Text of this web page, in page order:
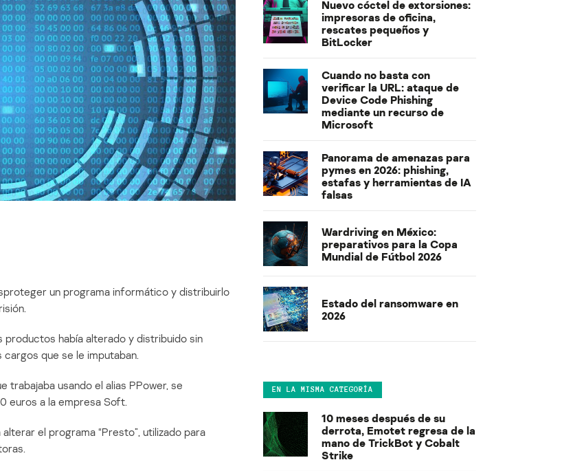
un programa informático y distribuirlo
había alterado y distribuido sin
que se le imputaban.
trabajaba usando el alias PPower, se
euros a la empresa Soft.
el programa “Presto”, utilizado para
Nuevo cóctel de extorsiones:
impresoras de oficina,
rescates pequeños y
BitLocker
Cuando no basta con
verificar la URL: ataque de
Device Code Phishing
mediante un recurso de
Microsoft
Panorama de amenazas para
pymes en 2026: phishing,
estafas y herramientas de IA
falsas
Wardriving en México:
preparativos para la Copa
Mundial de Fútbol 2026
Estado del ransomware en
2026
EN LA MISMA CATEGORÍA
10 meses después de su
derrota, Emotet regresa de la
mano de TrickBot y Cobalt
Strike